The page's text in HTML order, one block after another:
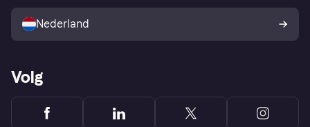
Kopersbescherming voor
consumenten
Nederland
Volg